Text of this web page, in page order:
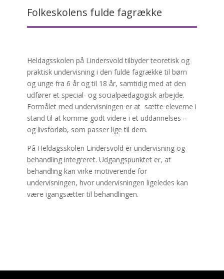
Folkeskolens fulde fagrække
Heldagsskolen på Lindersvold tilbyder teoretisk og
praktisk undervisning i den fulde fagrække til børn
og unge fra 6 år og til 18 år, samtidig med at den
udfører et special- og socialpædagogisk arbejde.
Formålet med undervisningen er at sætte eleverne i
stand til at komme godt videre i et uddannelses –
og livsforløb, som passer lige til dem.
På Heldagsskolen Lindersvold er undervisning og
behandling integreret. Udgangspunktet er, at
behandling kan virke motiverende for
undervisningen, hvor undervisningen ligeledes kan
være igangsætter til behandlingen.